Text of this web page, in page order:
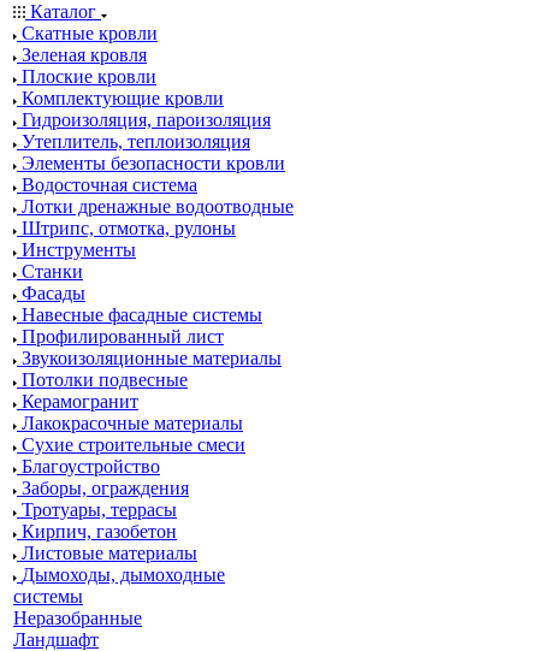
Каталог
Скатные кровли
Зеленая кровля
Плоские кровли
Комплектующие кровли
Гидроизоляция, пароизоляция
Утеплитель, теплоизоляция
Элементы безопасности кровли
Водосточная система
Лотки дренажные водоотводные
Штрипс, отмотка, рулоны
Инструменты
Станки
Фасады
Навесные фасадные системы
Профилированный лист
Звукоизоляционные материалы
Потолки подвесные
Керамогранит
Лакокрасочные материалы
Сухие строительные смеси
Благоустройство
Заборы, ограждения
Тротуары, террасы
Кирпич, газобетон
Листовые материалы
Дымоходы, дымоходные
системы
Неразобранные
Ландшафт